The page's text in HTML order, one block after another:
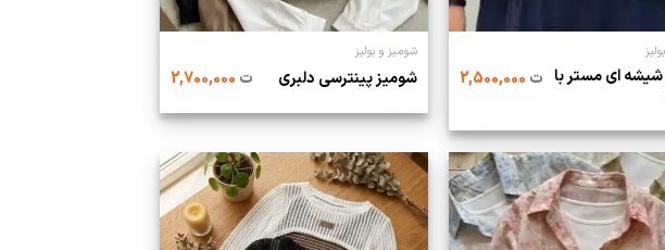
ای مستر با ت
شومیز و بولیز
شومیز پینترسی دلبری ت